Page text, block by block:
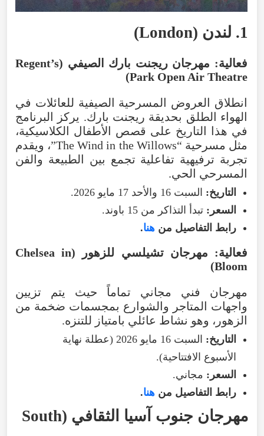
1
. لندن (
London
)
فعالية: مهرجان ريجنت بارك الصيفي (
Regent’s
Park Open Air Theatre
)
انطلاق
العروض المسرحية الصيفية للعائلات في
الهواء
الطلق بحديقة ريجنت بارك. يركز
البرنامج
في هذا التاريخ على قصص الأطفال الكلاسيكية،
مثل مسرحية “
The Wind in the Willows ”، ويقدم
تجربة ترفيهية تفاعلية تجمع بين الطبيعة والفن
المسرحي الحي.
التاريخ: السبت والأحد مايو 2026
.
السعر : تبدأ التذاكر من باوند.
رابط التفاصيل من هنا.
فعالية: مهرجان تشيلسي للزهور (
Chelsea in
Bloom
)
مهرجان
فني مجاني تماماً حيث يتم
تزيين
واجهات
المتاجر والشوارع بمجسمات ضخمة من
الزهور ، وهو نشاط عائلي بامتياز للتنزه.
التاريخ: السبت مايو عطلة نهاية
الأسبوع الافتتاحية).
السعر : مجاني.
رابط التفاصيل من هنا.
مهرجان جنوب آسيا الثقافي (
South